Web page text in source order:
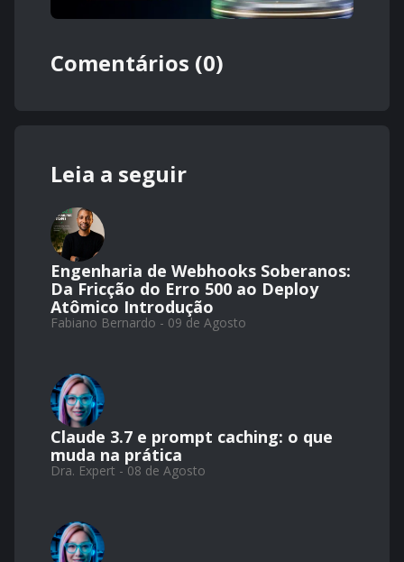
Comentários (0)
Leia a seguir
Engenharia de Webhooks Soberanos:
Da Fricção do Erro 500 ao Deploy
Atômico Introdução
Fabiano Bernardo - 09 de Agosto
Claude 3.7 e prompt caching: o que
muda na prática
Dra. Expert - 08 de Agosto